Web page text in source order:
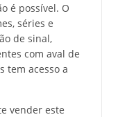
é possível. O
séries e
de sinal,
com aval de
tem acesso a
vender este